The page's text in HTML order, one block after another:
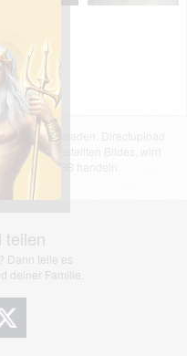
hochgeladen. Directupload
des dargestellten Bildes, wird
unserer AGB handeln.
teilen
Dann teile es
deiner Familie.